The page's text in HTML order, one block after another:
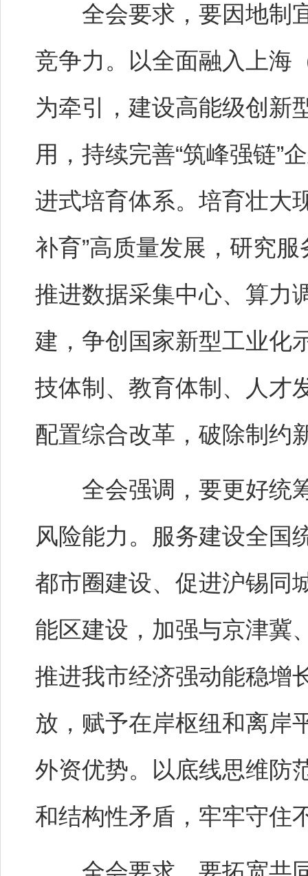
全会要求，要因地制宜
竞争力。以全面融入上海
为牵引，建设高能级创新
用，持续完善“筑峰强链”
进式培育体系。培育壮大
补育”高质量发展，研究
推进数据采集中心、算力
建，争创国家新型工业化
技体制、教育体制、人才
配置综合改革，破除制约
全会强调，要更好统筹
风险能力。服务建设全国
都市圈建设、促进沪锡同
能区建设，加强与京津冀
推进我市经济强动能稳增
放，赋予在岸枢纽和离岸
外资优势。以底线思维防
和结构性矛盾，牢牢守住